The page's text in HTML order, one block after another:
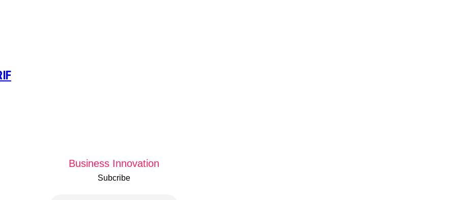
Business Innovation
Subcribe